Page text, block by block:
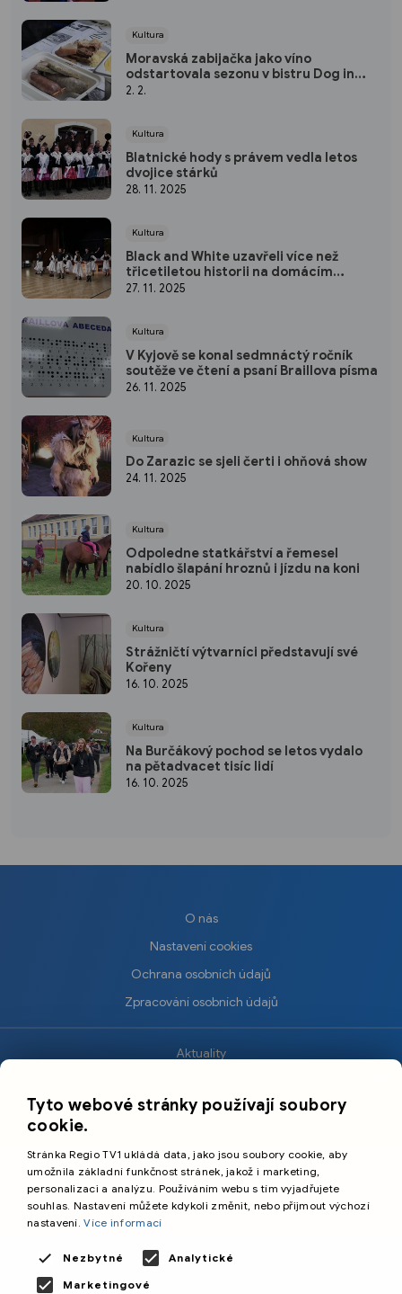
Kultura
Moravská zabijačka jako víno
odstartovala sezonu v bistru Dog in
Dock
2. 2.
Kultura
Blatnické hody s právem vedla letos
dvojice stárků
28. 11. 2025
Kultura
Black and White uzavřeli více než
třicetiletou historii na domácím
mistrovství
27. 11. 2025
Kultura
V Kyjově se konal sedmnáctý ročník
soutěže ve čtení a psaní Braillova písma
26. 11. 2025
Kultura
Do Zarazic se sjeli čerti i ohňová show
24. 11. 2025
Kultura
Odpoledne statkářství a řemesel
nabídlo šlapání hroznů i jízdu na koni
20. 10. 2025
Kultura
Strážničtí výtvarníci představují své
Kořeny
16. 10. 2025
Kultura
Na Burčákový pochod se letos vydalo
na pětadvacet tisíc lidí
16. 10. 2025
O nás
Nastavení cookies
Ochrana osobních údajů
Zpracování osobních údajů
Aktuality
Sport
Cestování
Primetime Media s.r.o.
Tyto webové stránky používají soubory
cookie.
Stránka Regio TV1 ukládá data, jako jsou soubory cookie, aby
umožnila základní funkčnost stránek, jakož i marketing,
personalizaci a analýzu. Používáním webu s tím vyjadřujete
souhlas. Nastavení můžete kdykoli změnit, nebo přijmout výchozí
nastavení.Více informací
Nezbytné
Analytické
Marketingové